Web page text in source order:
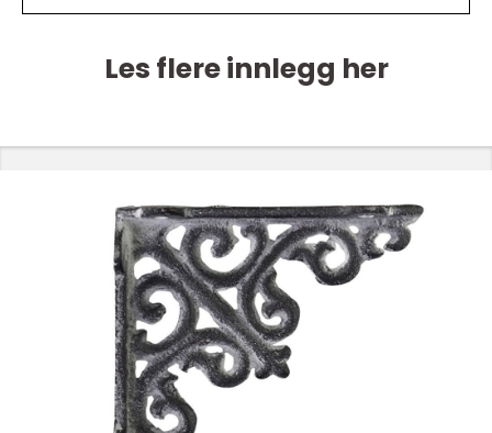
Les flere innlegg her